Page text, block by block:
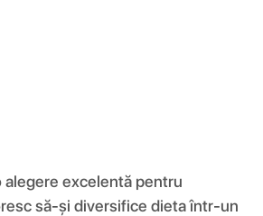
alegere excelentă pentru
să-și diversifice dieta într-un